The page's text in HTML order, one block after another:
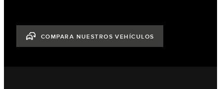
COMPARA NUESTROS VEHÍCULOS